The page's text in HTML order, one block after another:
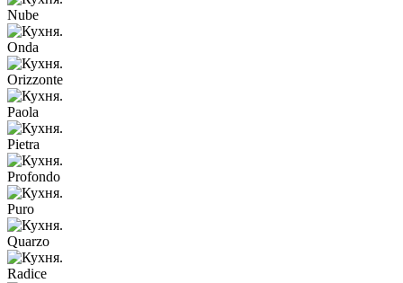
Nube
Onda
Orizzonte
Paola
Pietra
Profondo
Puro
Quarzo
Radice